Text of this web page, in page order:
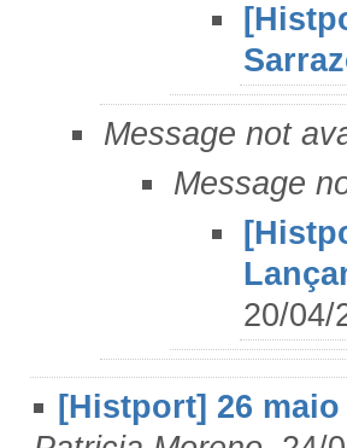
Message not
Message
20/04/
[Histport] 26